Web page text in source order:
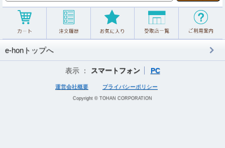
e-honトップへ
表示 ： スマートフォン PC
運営会社概要 プライバシーポリシー
Copyright © TOHAN CORPORATION